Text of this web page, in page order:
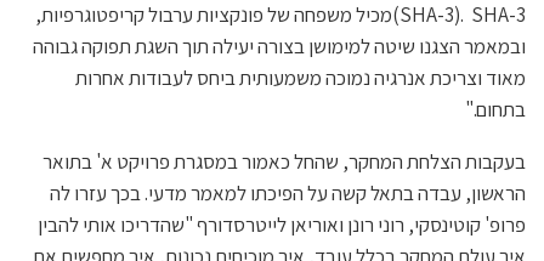
(SHA-3). SHA-3מכיל משפחה של פונקציות ערבול קריפטוגרפיות,
ובמאמר הצגנו שיטה למימושן בצורה יעילה תוך השגת תפוקה גבוהה
מאוד וצריכת אנרגיה נמוכה משמעותית ביחס לעבודות אחרות
בתחום."
בעקבות הצלחת המחקר, שהחל כאמור במסגרת פרויקט א' בתואר
הראשון, עבדה בתאל קשה על הפיכתו למאמר מדעי. בכך עזרו לה
פרופ' קוטינסקי, רוני רונן ואוריאן לייטרסדורף "שהדריכו אותי להבין